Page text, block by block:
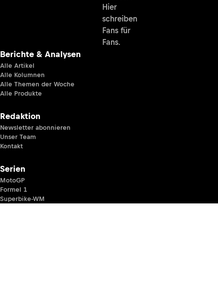
Hier
schreiben
Fans für
Fans.
Berichte & Analysen
Alle Artikel
Alle Kolumnen
Alle Themen der Woche
Alle Produkte
Redaktion
Newsletter abonnieren
Unser Team
Kontakt
Serien
MotoGP
Formel 1
Superbike-WM